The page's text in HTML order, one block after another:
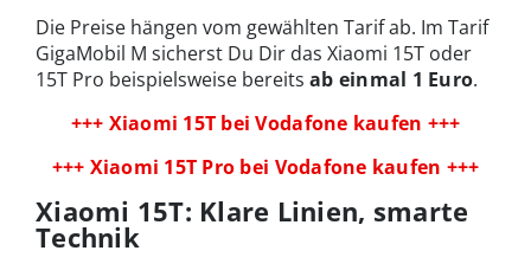
Die Preise hängen vom gewählten Tarif ab. Im Tarif
GigaMobil M sicherst Du Dir das Xiaomi 15T oder
15T Pro beispielsweise bereits ab einmal 1 Euro.
+++ Xiaomi 15T bei Vodafone kaufen +++
+++ Xiaomi 15T Pro bei Vodafone kaufen +++
Xiaomi 15T: Klare Linien, smarte
Technik